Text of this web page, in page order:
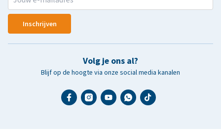
Inschrijven
Volg je ons al?
Blijf op de hoogte via onze social media kanalen